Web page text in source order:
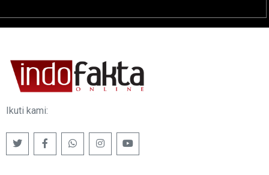
Ikuti kami: